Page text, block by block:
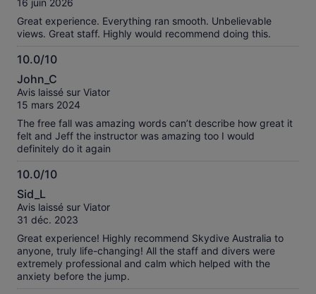
16 juin 2026
Great experience. Everything ran smooth. Unbelievable
views. Great staff. Highly would recommend doing this.
10.0/10
10.0
sur
10
John_C
Avis laissé sur Viator
15 mars 2024
The free fall was amazing words can’t describe how great it
felt and Jeff the instructor was amazing too I would
definitely do it again
10.0/10
10.0
sur
10
Sid_L
Avis laissé sur Viator
31 déc. 2023
Great experience! Highly recommend Skydive Australia to
anyone, truly life-changing! All the staff and divers were
extremely professional and calm which helped with the
anxiety before the jump.